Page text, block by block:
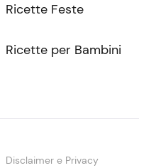
Ricette Feste
Ricette per Bambini
Disclaimer e Privacy